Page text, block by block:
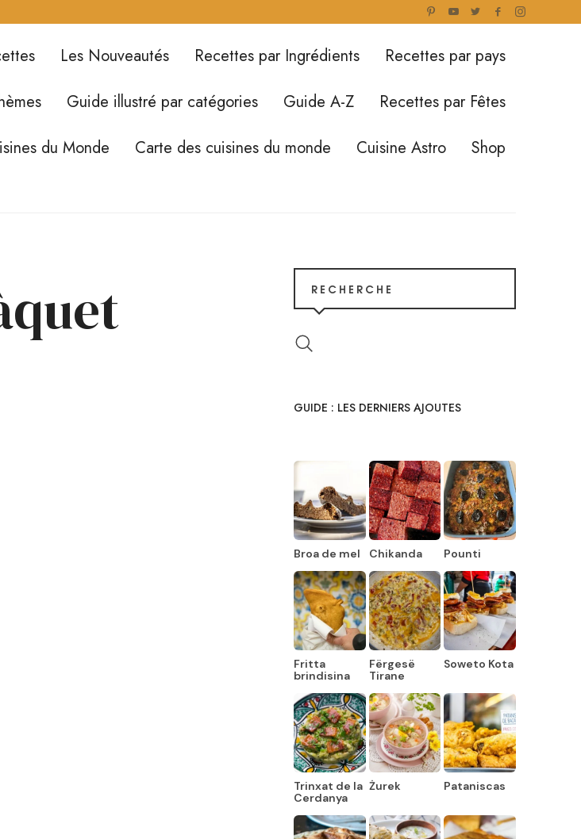
Les Nouveautés Recettes par Ingrédients
Recettes par pays
Guide illustré par catégories Guide A-Z
Recettes par Fêtes
du Monde
Carte des cuisines du monde Cuisine Astro Shop
RECHERCHE
GUIDE : LES DERNIERS AJOUTES
Broa de mel Chikanda Pounti
Fritta
brindisina
Fërgesë
Tirane
Soweto Kota
Trinxat de la
Cerdanya
Żurek Pataniscas